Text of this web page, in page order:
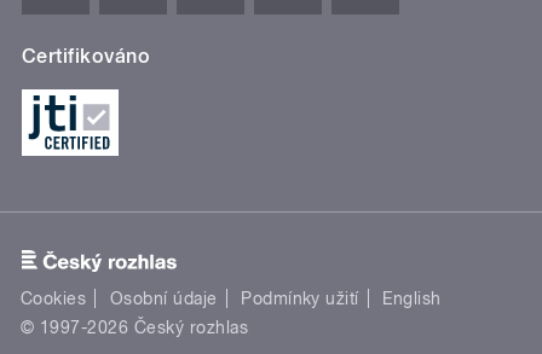
Certifikováno
Cookies Osobní údaje Podmínky užití
English
© 1997-2026 Český rozhlas